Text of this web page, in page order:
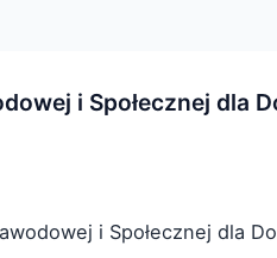
i Społecznej dla
i Społecznej dla